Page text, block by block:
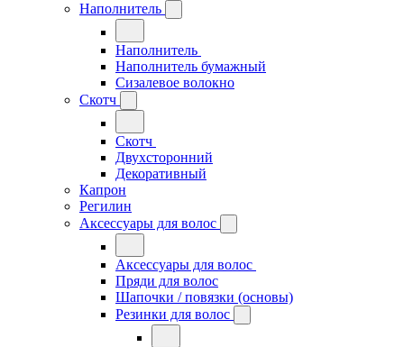
Наполнитель
Наполнитель
Наполнитель бумажный
Сизалевое волокно
Скотч
Скотч
Двухсторонний
Декоративный
Капрон
Регилин
Аксессуары для волос
Аксессуары для волос
Пряди для волос
Шапочки / повязки (основы)
Резинки для волос